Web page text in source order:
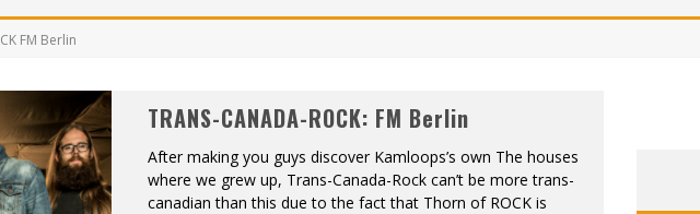
LO ÉTAIT DE PASSAGE AU MTELUS
DANSEURS ÉTOILES PARASITENT TON CIEL
MARTIN AU CORONA DE MONTRÉAL
VA SE LE DIRE, SWORD EST DE RETOUR
FM Berlin
TRANS-CANADA-ROCK: FM Berlin
After making you guys discover Kamloops’s own The houses
where we grew up, Trans-Canada-Rock can’t be more trans-
canadian than this due to the fact that Thorn of ROCK is